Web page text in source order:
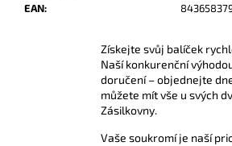
EAN:
Získejte svůj balíček
Naší konkurenční
doručení – objednejte
můžete mít vše u svých
Zásilkovny.
Vaše soukromí je naší
10